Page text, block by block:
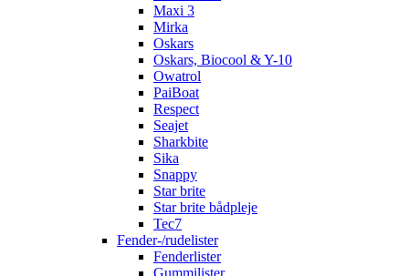
Maxi 3
Mirka
Oskars
Oskars, Biocool & Y-10
Owatrol
PaiBoat
Respect
Seajet
Sharkbite
Sika
Snappy
Star brite
Star brite bådpleje
Tec7
Fender-/rudelister
Fenderlister